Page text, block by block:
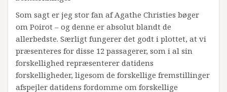
Som sagt er jeg stor fan af Agathe Christies bøger
om Poirot – og denne er absolut blandt de
allerbedste. Særligt fungerer det godt i plottet, at vi
præsenteres for disse 12 passagerer, som i al sin
forskellighed repræsenterer datidens
forskelligheder, ligesom de forskellige fremstillinger
afspejler datidens fordomme om forskellige